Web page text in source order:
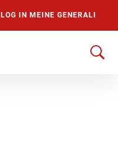
LOG IN MEINE GENERALI